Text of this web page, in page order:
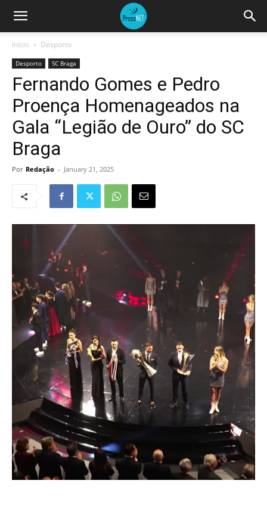
Início Desporto
Desporto SC Braga
Fernando Gomes e Pedro
Proença Homenageados na
Gala “Legião de Ouro” do SC
Braga
Por Redação - January 21, 2025